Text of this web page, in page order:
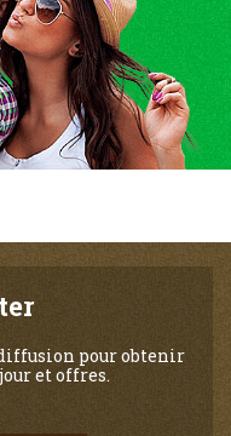
pour obtenir
et offres.